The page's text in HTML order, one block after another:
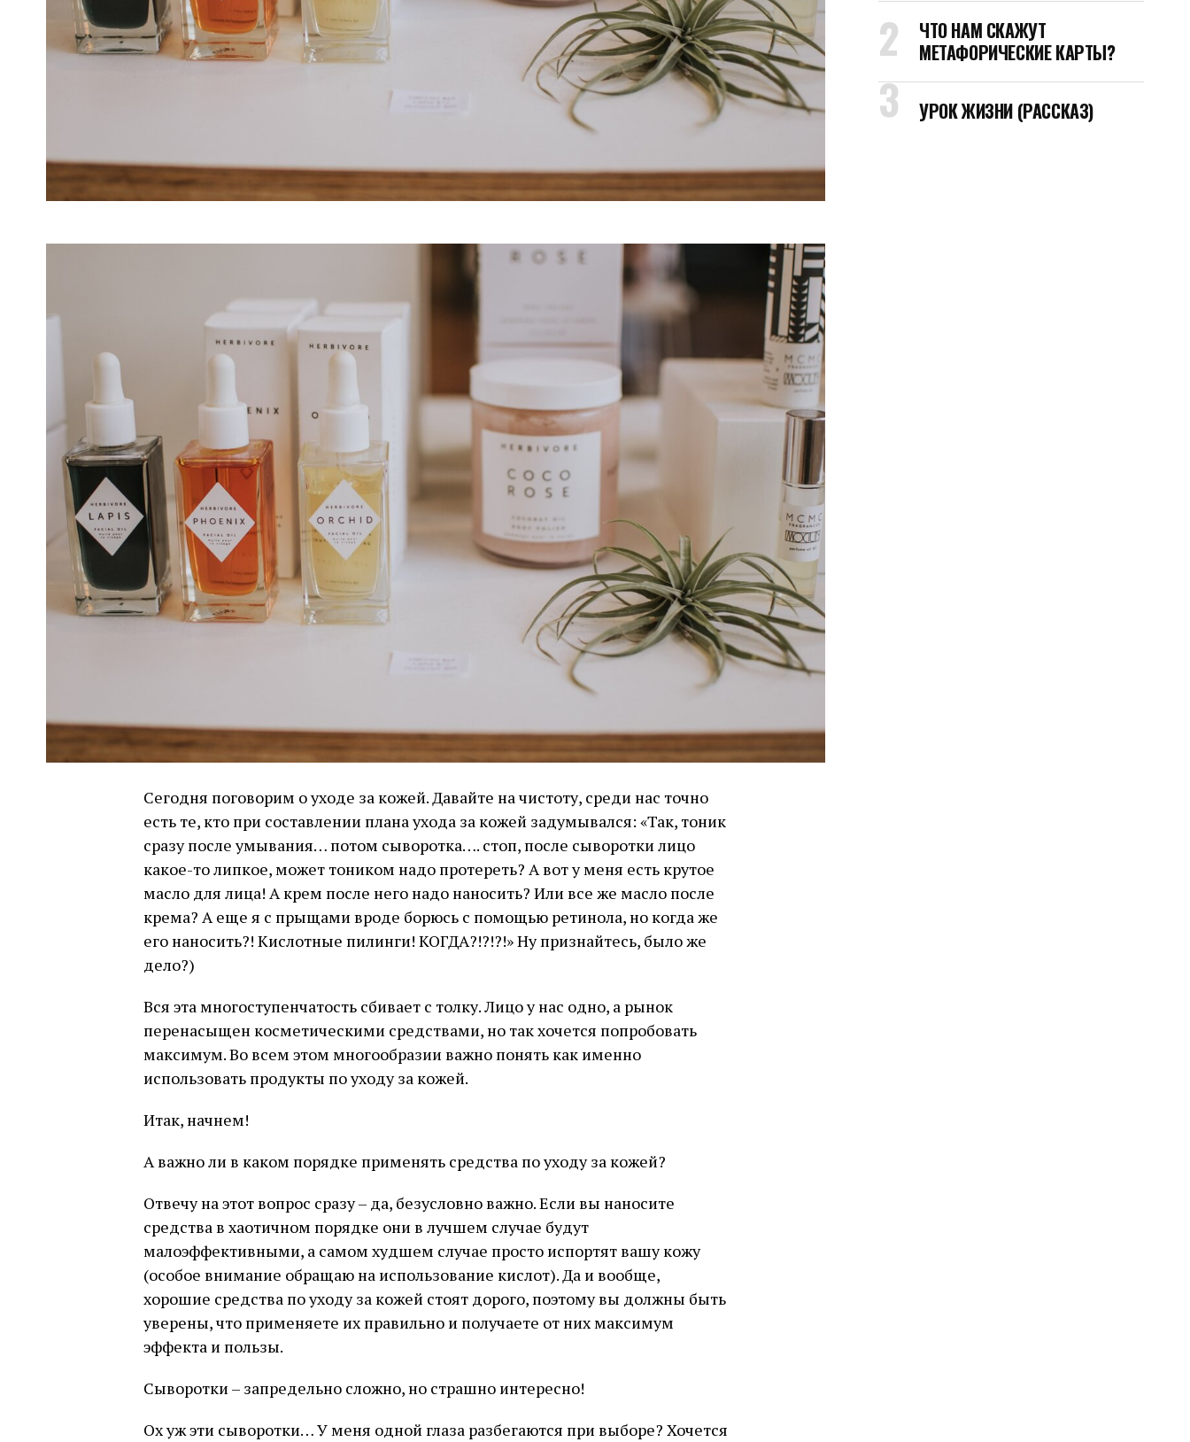
Сегодня поговорим о уходе за кожей. Давайте на чистоту, среди нас точно
есть те, кто при составлении плана ухода за кожей задумывался: «Так, тоник
сразу после умывания… потом сыворотка…. стоп, после сыворотки лицо
какое-то липкое, может тоником надо протереть? А вот у меня есть крутое
масло для лица! А крем после него надо наносить? Или все же масло после
крема? А еще я с прыщами вроде борюсь с помощью ретинола, но когда же
его наносить?! Кислотные пилинги! КОГДА?!?!?!» Ну признайтесь, было же
дело?)
Вся эта многоступенчатость сбивает с толку. Лицо у нас одно, а рынок
перенасыщен косметическими средствами, но так хочется попробовать
максимум. Во всем этом многообразии важно понять как именно
использовать продукты по уходу за кожей.
Итак, начнем!
А важно ли в каком порядке применять средства по уходу за кожей?
Отвечу на этот вопрос сразу – да, безусловно важно. Если вы наносите
средства в хаотичном порядке они в лучшем случае будут
малоэффективными, а самом худшем случае просто испортят вашу кожу
(особое внимание обращаю на использование кислот). Да и вообще,
хорошие средства по уходу за кожей стоят дорого, поэтому вы должны быть
уверены, что применяете их правильно и получаете от них максимум
эффекта и пользы.
Сыворотки – запредельно сложно, но страшно интересно!
Ох уж эти сыворотки… У меня одной глаза разбегаются при выборе? Хочется
ЧТО НАМ СКАЖУТ
МЕТАФОРИЧЕСКИЕ КАРТЫ?
УРОК ЖИЗНИ (РАССКАЗ)